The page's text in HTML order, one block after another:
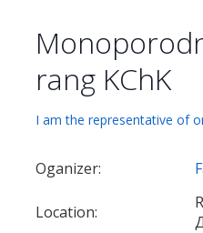
rang KChK
I am the representative of
Oganizer:
Location: